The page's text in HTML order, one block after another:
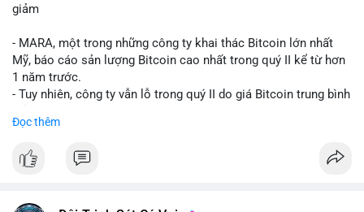
giảm
- MARA, một trong những công ty khai thác Bitcoin lớn nhất
Mỹ, báo cáo sản lượng Bitcoin cao nhất trong quý II kể từ hơn
1 năm trước.
- Tuy nhiên, công ty vẫn lỗ trong quý II do giá Bitcoin trung bình
- Sự tăng sản lượng không đủ bù đắp cho sự suy giảm giá trị
Đọc thêm